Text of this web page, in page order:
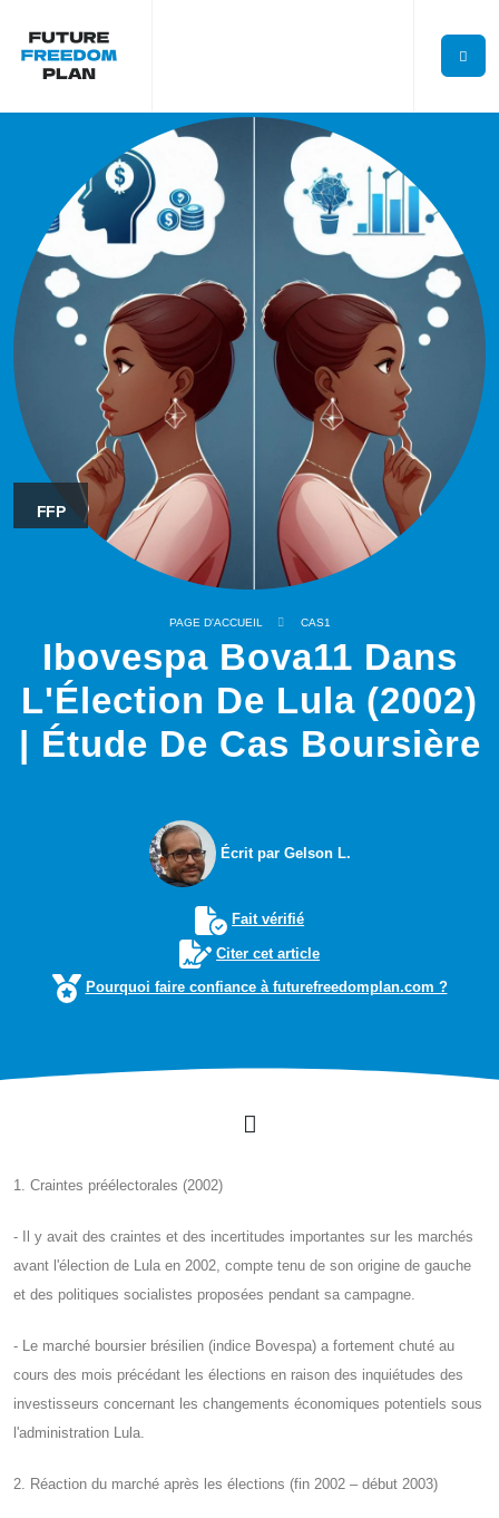
FFP
PAGE D'ACCUEIL CAS1
Ibovespa Bova11 Dans
L'Élection De Lula (2002)
| Étude De Cas Boursière
Écrit par Gelson L.
Fait vérifié
Citer cet article
Pourquoi faire confiance à futurefreedomplan.com ?
1. Craintes préélectorales (2002)
- Il y avait des craintes et des incertitudes importantes sur les marchés
avant l'élection de Lula en 2002, compte tenu de son origine de gauche
et des politiques socialistes proposées pendant sa campagne.
- Le marché boursier brésilien (indice Bovespa) a fortement chuté au
cours des mois précédant les élections en raison des inquiétudes des
investisseurs concernant les changements économiques potentiels sous
l'administration Lula.
2. Réaction du marché après les élections (fin 2002 – début 2003)